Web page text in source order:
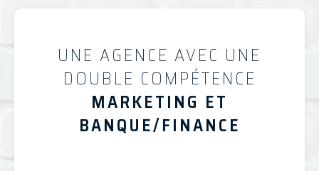
UNE AGENCE AVEC UNE
DOUBLE COMPÉTENCE
MARKETING ET
BANQUE/FINANCE